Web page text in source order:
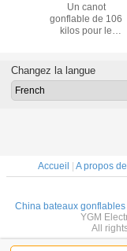
Un canot
gonflable de 106
kilos pour le
pliable pour 20
personnes.
Changez la langue
Accueil | A propos
China bateaux gonflables
YGM
All